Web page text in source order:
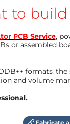
to build
PCB Service,
or assembled
formats,
and volume
Fabricate a